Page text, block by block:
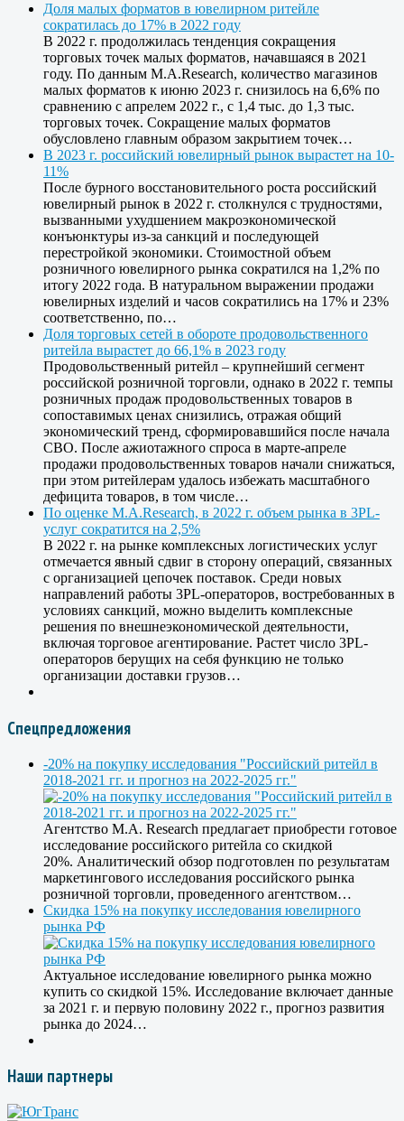
Доля малых форматов в ювелирном ритейле
сократилась до 17% в 2022 году
В 2022 г. продолжилась тенденция сокращения
торговых точек малых форматов, начавшаяся в 2021
году. По данным M.A.Research, количество магазинов
малых форматов к июню 2023 г. снизилось на 6,6% по
сравнению с апрелем 2022 г., с 1,4 тыс. до 1,3 тыс.
торговых точек. Сокращение малых форматов
обусловлено главным образом закрытием точек…
В 2023 г. российский ювелирный рынок вырастет на 10-
11%
После бурного восстановительного роста российский
ювелирный рынок в 2022 г. столкнулся с трудностями,
вызванными ухудшением макроэкономической
конъюнктуры из-за санкций и последующей
перестройкой экономики. Стоимостной объем
розничного ювелирного рынка сократился на 1,2% по
итогу 2022 года. В натуральном выражении продажи
ювелирных изделий и часов сократились на 17% и 23%
соответственно, по…
Доля торговых сетей в обороте продовольственного
ритейла вырастет до 66,1% в 2023 году
Продовольственный ритейл – крупнейший сегмент
российской розничной торговли, однако в 2022 г. темпы
розничных продаж продовольственных товаров в
сопоставимых ценах снизились, отражая общий
экономический тренд, сформировавшийся после начала
СВО. После ажиотажного спроса в марте-апреле
продажи продовольственных товаров начали снижаться,
при этом ритейлерам удалось избежать масштабного
дефицита товаров, в том числе…
По оценке M.A.Research, в 2022 г. объем рынка в 3PL-
услуг сократится на 2,5%
В 2022 г. на рынке комплексных логистических услуг
отмечается явный сдвиг в сторону операций, связанных
с организацией цепочек поставок. Среди новых
направлений работы 3PL-операторов, востребованных в
условиях санкций, можно выделить комплексные
решения по внешнеэкономической деятельности,
включая торговое агентирование. Растет число 3PL-
операторов берущих на себя функцию не только
организации доставки грузов…
Спецпредложения
-20% на покупку исследования "Российский ритейл в
2018-2021 гг. и прогноз на 2022-2025 гг."
Агентство M.A. Research предлагает приобрести готовое
исследование российского ритейла со скидкой
20%. Аналитический обзор подготовлен по результатам
маркетингового исследования российского рынка
розничной торговли, проведенного агентством…
Скидка 15% на покупку исследования ювелирного
рынка РФ
Актуальное исследование ювелирного рынка можно
купить со скидкой 15%. Исследование включает данные
за 2021 г. и первую половину 2022 г., прогноз развития
рынка до 2024…
Наши партнеры